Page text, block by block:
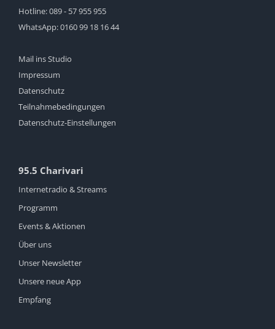
Hotline:089 - 57 955 955
WhatsApp:0160 99 18 16 44
Mail ins Studio
Impressum
Datenschutz
Teilnahmebedingungen
Datenschutz-Einstellungen
95.5 Charivari
Internetradio & Streams
Programm
Events & Aktionen
Über uns
Unser Newsletter
Unsere neue App
Empfang